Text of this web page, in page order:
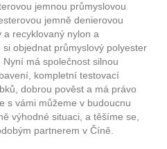
jemnou průmyslovou
jemně denierovou
recyklovaný nylon a
objednat průmyslový polyester
má společnost silnou
kompletní testovací
dobrou pověst a má právo
s vámi můžeme v budoucnu
výhodné situaci, a těšíme se,
partnerem v Číně.